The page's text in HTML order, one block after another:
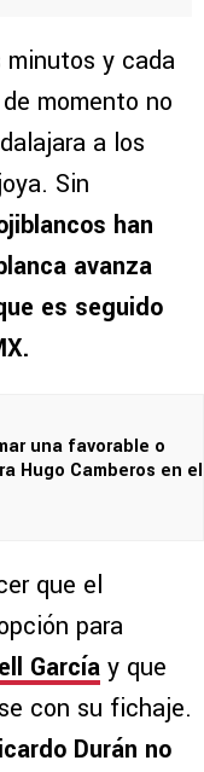
minutos y cada
momento no
a los
Sin
han
avanza
es seguido
una favorable o
Hugo Camberos en el
que el
para
García y que
con su fichaje.
Durán no